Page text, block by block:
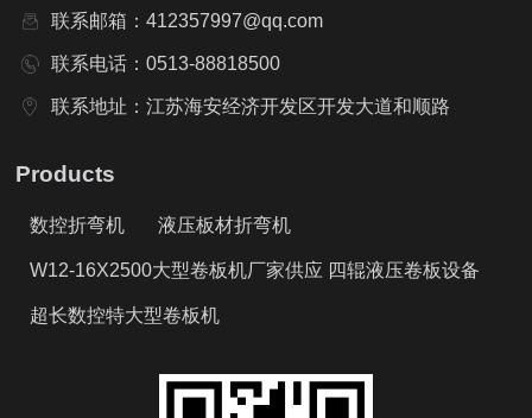
联系邮箱：412357997@qq.com
联系电话：0513-88818500
联系地址：江苏海安经济开发区开发大道和顺路
Products
数控折弯机 液压板材折弯机
W12-16X2500大型卷板机厂家供应 四辊液压卷板设备
超长数控特大型卷板机